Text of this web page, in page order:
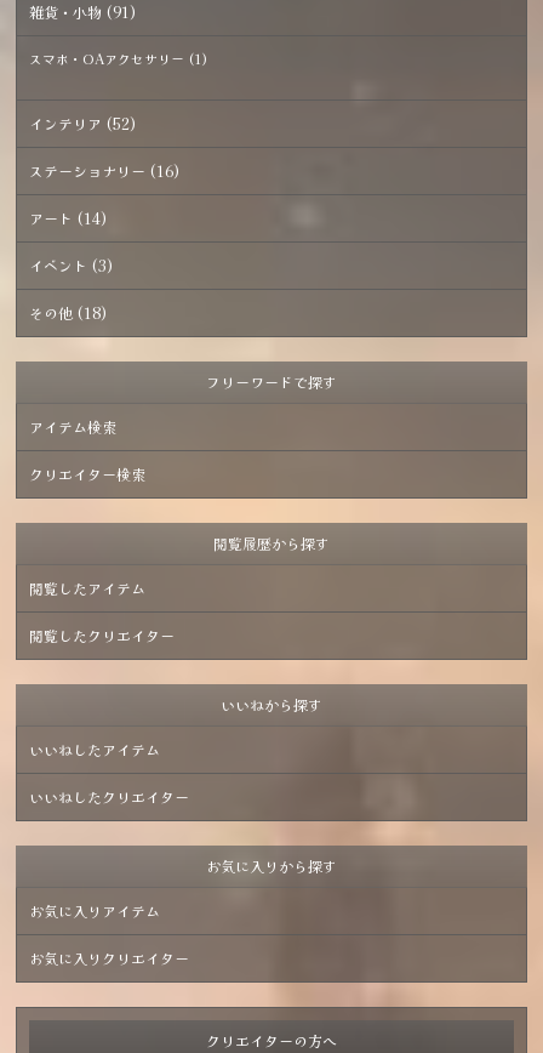
雑貨・小物 (91)
スマホ・OAアクセサリー (1)
インテリア (52)
ステーショナリー (16)
アート (14)
イベント (3)
その他 (18)
フリーワードで探す
アイテム検索
クリエイター検索
閲覧履歴から探す
閲覧したアイテム
閲覧したクリエイター
いいねから探す
いいねしたアイテム
いいねしたクリエイター
お気に入りから探す
お気に入りアイテム
お気に入りクリエイター
クリエイターの方へ